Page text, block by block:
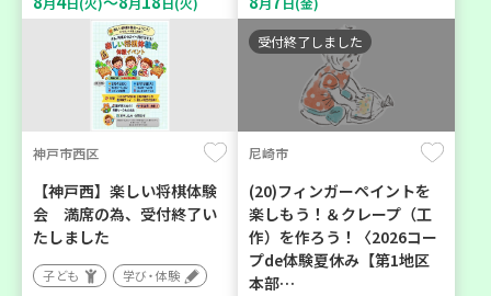
神戸市西区
【神戸西】楽しい将棋体験
会 満席の為、受付終了い
たしました
子ども 学び・体験
受付終了しました
尼崎市
(20)フィンガーペイントを
楽しもう！＆クレープ（工
作）を作ろう！〈2026コー
プde体験夏休み【第1地区
本部…